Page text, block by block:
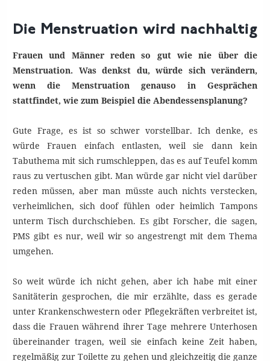
Die Menstruation wird nachhaltig
Frauen und Männer reden so gut wie nie über die
Menstruation. Was denkst du, würde sich verändern,
wenn die Menstruation genauso in Gesprächen
stattfindet, wie zum Beispiel die Abendessensplanung?
Gute Frage, es ist so schwer vorstellbar. Ich denke, es
würde Frauen einfach entlasten, weil sie dann kein
Tabuthema mit sich rumschleppen, das es auf Teufel komm
raus zu vertuschen gibt. Man würde gar nicht viel darüber
reden müssen, aber man müsste auch nichts verstecken,
verheimlichen, sich doof fühlen oder heimlich Tampons
unterm Tisch durchschieben. Es gibt Forscher, die sagen,
PMS gibt es nur, weil wir so angestrengt mit dem Thema
umgehen.
So weit würde ich nicht gehen, aber ich habe mit einer
Sanitäterin gesprochen, die mir erzählte, dass es gerade
unter Krankenschwestern oder Pflegekräften verbreitet ist,
dass die Frauen während ihrer Tage mehrere Unterhosen
übereinander tragen, weil sie einfach keine Zeit haben,
regelmäßig zur Toilette zu gehen und gleichzeitig die ganze